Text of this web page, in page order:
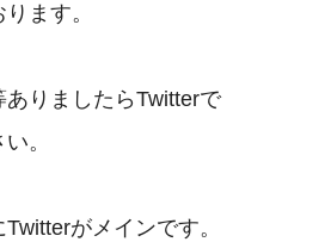
ます。
りましたらTwitterで
。
がメインです。